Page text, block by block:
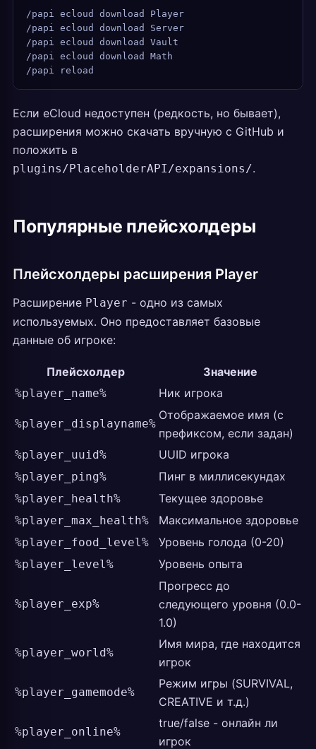
/papi ecloud download Player
/papi ecloud download Server
/papi ecloud download Vault
/papi ecloud download Math
/papi reload
Если eCloud недоступен (редкость, но бывает),
расширения можно скачать вручную с GitHub и
положить в
plugins/PlaceholderAPI/expansions/.
Популярные плейсхолдеры
Плейсхолдеры расширения Player
Расширение Player - одно из самых
используемых. Оно предоставляет базовые
данные об игроке:
Плейсхолдер Значение
%player_name% Ник игрока
%player_displayname%
Отображаемое имя (с
префиксом, если задан)
%player_uuid% UUID игрока
%player_ping% Пинг в миллисекундах
%player_health% Текущее здоровье
%player_max_health% Максимальное здоровье
%player_food_level% Уровень голода (0-20)
%player_level% Уровень опыта
%player_exp%
Прогресс до
следующего уровня (0.0-
1.0)
%player_world%
Имя мира, где находится
игрок
%player_gamemode%
Режим игры (SURVIVAL,
CREATIVE и т.д.)
%player_online%
true/false - онлайн ли
игрок